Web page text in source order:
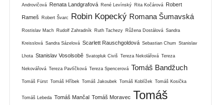
Androvičová Renata Landgrafová René Levínský Rita Kočárová Robert
Rameš Robert Švarc Robin Kopecký Romana Šumavská
Rostislav Mach Rudolf Zahradník Ruth Tachezy Růžena Dostálová Sandra
Kreisslová Sandra Sázelová Scarlett Rauschgoldová Sebastian Chum Stanislav
Lhota Stanislav Vosolsobě Svatopluk Civiš Tereza Nekolářová Tereza
Nekovářová Tereza Pavlíčková Tereza Spencerová Tomáš Bandžuch
Tomáš Fürst Tomáš Hříbek Tomáš Jakoubek Tomáš Koblížek Tomáš Kosička
Tomáš Lebeda Tomáš Mančal Tomáš Moravec Tomáš